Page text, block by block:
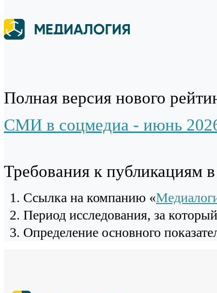
Полная версия нового
СМИ в соцмедиа - июнь
Требования к публикациям
Cсылка на компанию «
Период исследования, за
Определение основного